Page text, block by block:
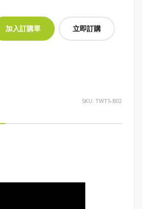
立即訂購
SKU: TWTS-B02